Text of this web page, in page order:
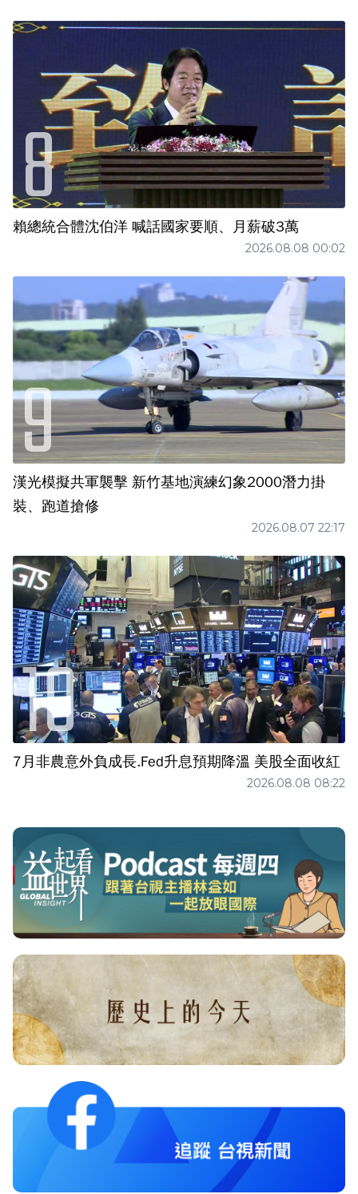
賴總統合體沈伯洋 喊話國家要順、月薪破3萬
2026.08.08 00:02
漢光模擬共軍襲擊 新竹基地演練幻象2000潛力掛
裝、跑道搶修
2026.08.07 22:17
7月非農意外負成長.Fed升息預期降溫 美股全面收紅
2026.08.08 08:22